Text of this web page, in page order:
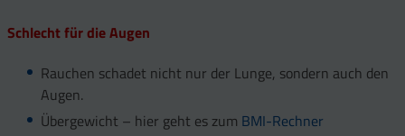
Schlecht für die Augen
Rauchen schadet nicht nur der Lunge, sondern auch den
Augen.
Übergewicht – hier geht es zum BMI-Rechner